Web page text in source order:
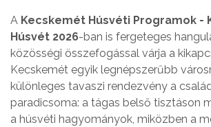
A Kecskemét Húsvéti Programok -
Húsvét 2026-ban is fergeteges
közösségi összefogással várja a
Kecskemét egyik legnépszerűbb
különleges tavaszi rendezvény a
paradicsoma: a tágas belső tisztáson
a húsvéti hagyományok, miközben a